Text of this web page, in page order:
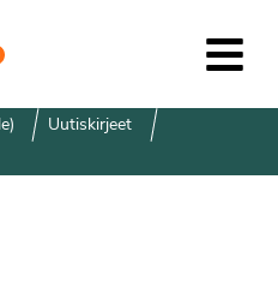
Uutiskirjeet